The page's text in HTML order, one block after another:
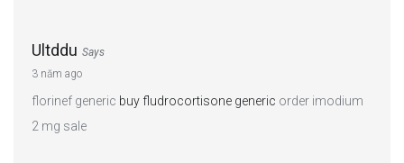
Ultddu Says
3 năm ago
florinef generic buy fludrocortisone generic order imodium
2 mg sale